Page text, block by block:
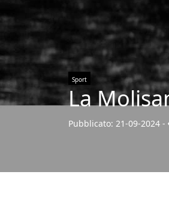
Sport
La
Pubblicato: 21-09-2024 -